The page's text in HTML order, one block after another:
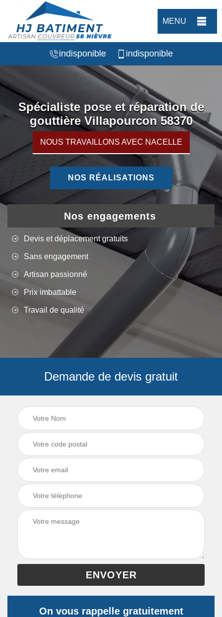
MENU
indisponible indisponible
Spécialiste pose et réparation de
gouttière Villapourcon 58370
NOUS TRAVAILLONS AVEC NACELLE
NOS RÉALISATIONS
Nos engagements
Devis et déplacement gratuits
Sans engagement
Artisan passionné
Prix imbattable
Travail de qualité
Demande de devis gratuit
On vous rappelle gratuitement